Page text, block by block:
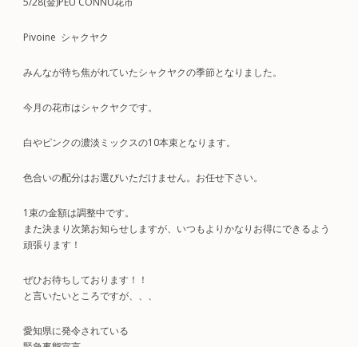
Pivoine シャクヤク
みんなが待ち焦がれていたシャクヤクの季節となりました。
今月の花市はシャクヤクです。
白やピンクの濃淡ミックスの10本束となります。
色合いの配分はお選びいただけません。お任せ下さい。
1束の金額は調整中です。
また決まり次第お知らせしますが、いつもよりかなりお得にできるよう
頑張ります！
ぜひお待ちしております！！
と言いたいところですが、、、
愛知県に発令されている